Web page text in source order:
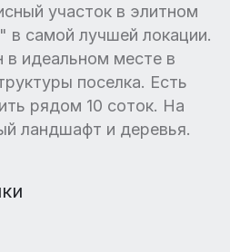
участок в элитном
в самой лучшей локации.
в идеальном месте в
поселка. Есть
рядом 10 соток. На
ландшафт и деревья.